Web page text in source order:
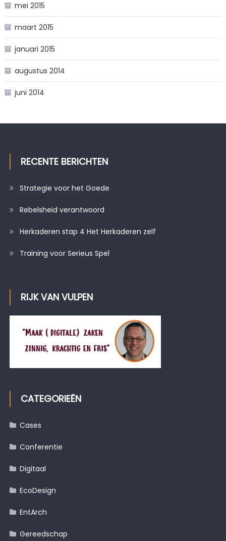
mei 2015
maart 2015
januari 2015
augustus 2014
juni 2014
RECENTE BERICHTEN
Strategie voor het Goede
Rebelsheid verantwoord
Herkaderen stap 4 Het Herkaderen zelf
Training voor Serieus Spel
RIJK VAN VULPEN
CATEGORIEËN
Cases
Conferentie
Digitaal
EcoDesign
EntArch
Gereedschap